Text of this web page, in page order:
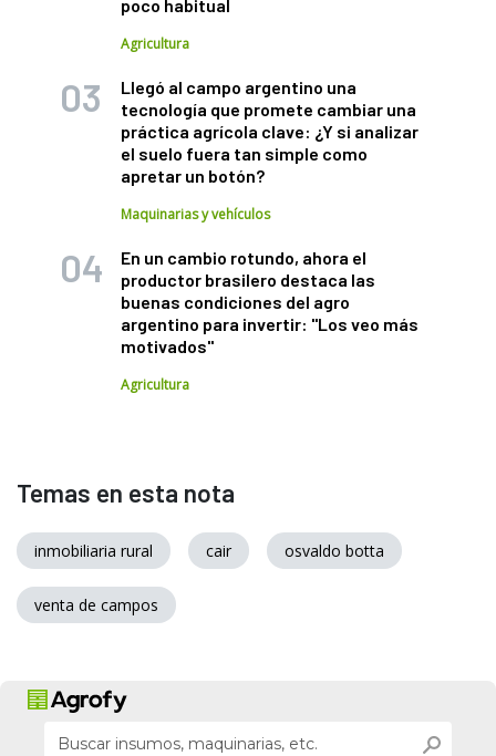
poco habitual
Agricultura
Llegó al campo argentino una
tecnología que promete cambiar una
práctica agrícola clave: ¿Y si analizar
el suelo fuera tan simple como
apretar un botón?
Maquinarias y vehículos
En un cambio rotundo, ahora el
productor brasilero destaca las
buenas condiciones del agro
argentino para invertir: "Los veo más
motivados"
Agricultura
Temas en esta nota
inmobiliaria rural cair osvaldo botta
venta de campos